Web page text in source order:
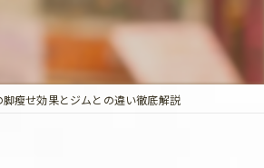
瘦せ効果とジムとの違い徹底解説